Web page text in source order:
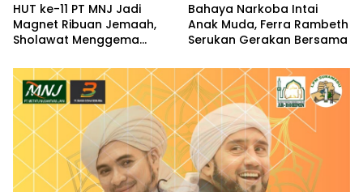
HUT ke-11 PT MNJ Jadi
Magnet Ribuan Jemaah,
Sholawat Menggema
Bahaya Narkoba Intai
Anak Muda, Ferra Rambeth
Serukan Gerakan Bersama